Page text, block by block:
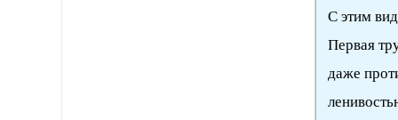
С этим
Первая
даже